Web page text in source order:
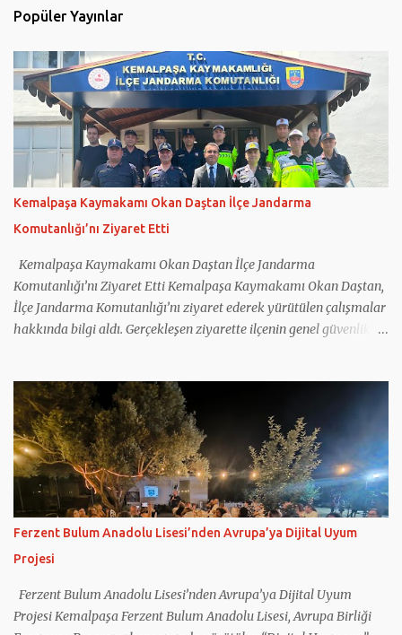
r
Popüler Yayınlar
Kemalpaşa Kaymakamı Okan Daştan İlçe Jandarma
Komutanlığı’nı Ziyaret Etti
Kemalpaşa Kaymakamı Okan Daştan İlçe Jandarma
Komutanlığı’nı Ziyaret Etti Kemalpaşa Kaymakamı Okan Daştan,
İlçe Jandarma Komutanlığı’nı ziyaret ederek yürütülen çalışmalar
hakkında bilgi aldı. Gerçekleşen ziyarette ilçenin genel güvenlik
Mehmet Önder Ortoğlu, İlçe Jandarma Komutanlığı’nın
faaliyetleri hakkında Kaymakam Daştan’a bilgi verdi. Jandarma
personeliyle de bir araya gelen Kaymakam Okan Daştan,
vatandaşların huzur ve güvenliği için gece gündüz fedakârca
görev yapan tüm personele teşekkür ederek çalışmalarında
başarılar diledi.
Ferzent Bulum Anadolu Lisesi’nden Avrupa’ya Dijital Uyum
Projesi
Ferzent Bulum Anadolu Lisesi’nden Avrupa’ya Dijital Uyum
Projesi Kemalpaşa Ferzent Bulum Anadolu Lisesi, Avrupa Birliği